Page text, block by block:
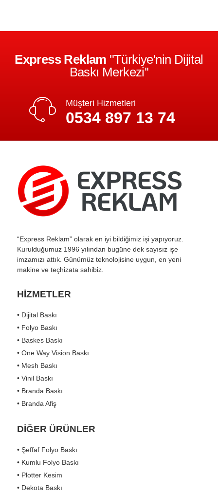
Express Reklam ''Türkiye'nin Dijital
Baskı Merkezi''
Müşteri Hizmetleri
0534 897 13 74
“Express Reklam” olarak en iyi bildiğimiz işi yapıyoruz.
Kurulduğumuz 1996 yılından bugüne dek sayısız işe
imzamızı attık. Günümüz teknolojisine uygun, en yeni
makine ve teçhizata sahibiz.
HİZMETLER
• Dijital Baskı
• Folyo Baskı
• Baskes Baskı
• One Way Vision Baskı
• Mesh Baskı
• Vinil Baskı
• Branda Baskı
• Branda Afiş
DİĞER ÜRÜNLER
• Şeffaf Folyo Baskı
• Kumlu Folyo Baskı
• Plotter Kesim
• Dekota Baskı